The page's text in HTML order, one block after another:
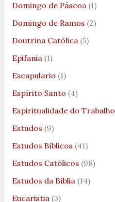
Domingo de Páscoa(1)
Domingo de Ramos (2)
Doutrina Católica(5)
Epifania(1)
Escapulario (1)
Espírito Santo (4)
Espiritualidade do Trabalho
Estudos (9)
Estudos Bíblicos (41)
Estudos Católicos (98)
Estudos da Bíblia(14)
Eucaristia(3)